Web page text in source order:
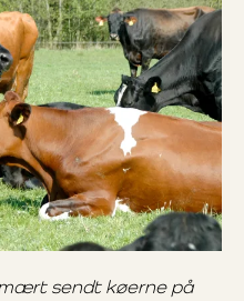
sendt køerne på